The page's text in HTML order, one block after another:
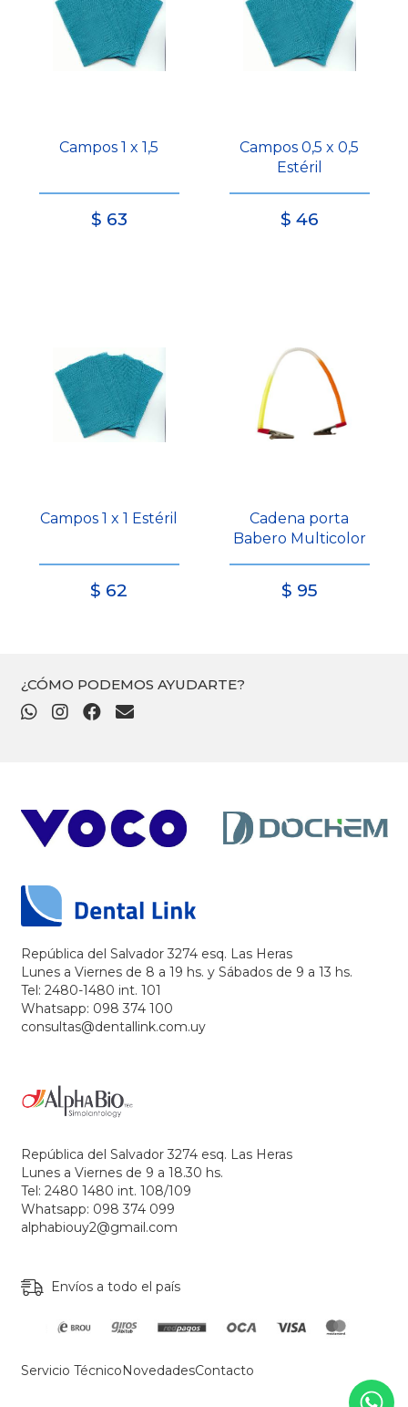
Campos 1 x 1,5
$ 63
Campos 1 x 1 Estéril
$ 62
Campos 0,5 x 0,5
Estéril
$ 46
Cadena porta
Babero Multicolor
$ 95
¿CÓMO PODEMOS AYUDARTE?
República del Salvador 3274 esq. Las Heras
Lunes a Viernes de 8 a 19 hs. y Sábados de 9 a 13 hs.
Tel: 2480-1480 int. 101
Whatsapp: 098 374 100
consultas@dentallink.com.uy
República del Salvador 3274 esq. Las Heras
Lunes a Viernes de 9 a 18.30 hs.
Tel: 2480 1480 int. 108/109
Whatsapp: 098 374 099
alphabiouy2@gmail.com
Envíos a todo el país
Servicio TécnicoNovedadesContacto